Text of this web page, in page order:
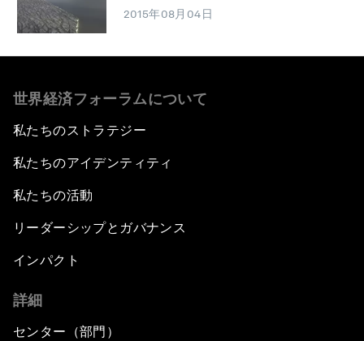
2015年08月04日
世界経済フォーラムについて
私たちのストラテジー
私たちのアイデンティティ
私たちの活動
リーダーシップとガバナンス
インパクト
詳細
センター（部門）